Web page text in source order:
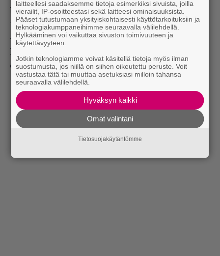
Missä mitassaRenaissancenmateriaalia kuullaan
tulevilla juhlakeikoilla?
– Aika säästeliäästi kumminkin. Ehkä yhden tai
kahden biisin vahvuudella. Setissä alkaa siltikin
olemaan ajelua melkein parin tunnin edestä…
laitteellesi saadaksemme tietoja esimerkiksi sivuista, joilla
vierailit, IP-osoitteestasi sekä laitteesi ominaisuuksista.
Pääset tutustumaan yksityiskohtaisesti käyttötarkoituksiin ja
teknologiakumppaneihimme seuraavalla välilehdellä.
Hylkääminen voi vaikuttaa sivuston toimivuuteen ja
käytettävyyteen.
Jotkin teknologiamme voivat käsitellä tietoja myös ilman
suostumusta, jos niillä on siihen oikeutettu peruste. Voit
vastustaa tätä tai muuttaa asetuksiasi milloin tahansa
seuraavalla välilehdellä.
Hyväksyn kaikki
Omat valintani
Tietosuojakäytäntömme